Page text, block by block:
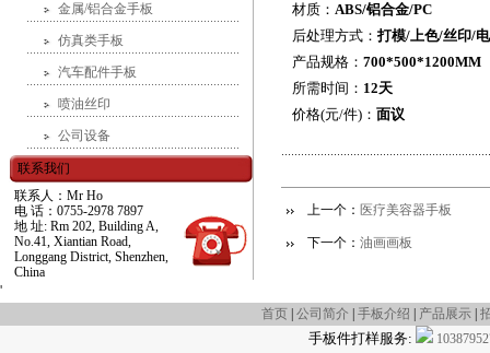
材质： ABS/铝合金/PC
后处理方式： 打模/上色/丝印/
产品规格： 700*500*1200MM
所需时间： 12天
价格(元/件)： 面议
上一个： 医疗美容器手板
下一个： 油画画板
金属/铝合金手板
仿真类手板
汽车配件手板
喷油丝印
公司设备
联系我们
联系人：Mr Ho
电 话：0755-2978 7897
地 址: Rm 202, Building A,
No.41, Xiantian Road,
Longgang District, Shenzhen,
China
'
首页 公司简介 手板介绍 产品展示
手板件打样服务: